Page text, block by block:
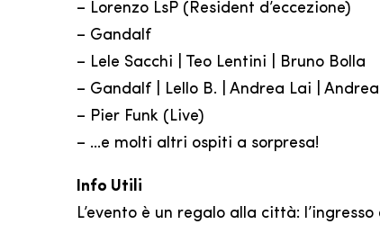
– Lorenzo LsP (Resident d’eccezione)
– Gandalf
– Lele Sacchi | Teo Lentini | Bruno Bolla
– Gandalf | Lello B. | Andrea Lai |
– Pier Funk (Live)
– …e molti altri ospiti a sorpresa!
Info Utili
L’evento è un regalo alla città: